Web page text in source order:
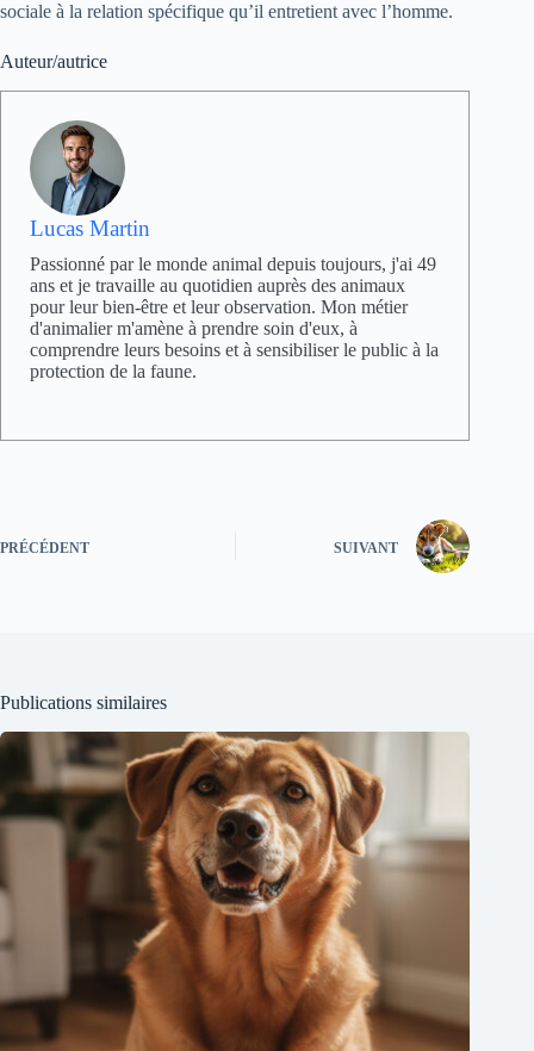
sociale à la relation spécifique qu’il entretient avec l’homme.
Auteur/autrice
Lucas Martin
Passionné par le monde animal depuis toujours, j'ai 49
ans et je travaille au quotidien auprès des animaux
pour leur bien-être et leur observation. Mon métier
d'animalier m'amène à prendre soin d'eux, à
comprendre leurs besoins et à sensibiliser le public à la
protection de la faune.
PRÉCÉDENT SUIVANT
Publications similaires